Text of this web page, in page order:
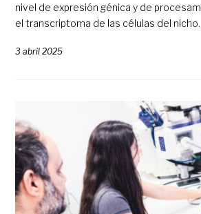
nivel de expresión génica y de
el transcriptoma de las células del nicho.
3 abril 2025